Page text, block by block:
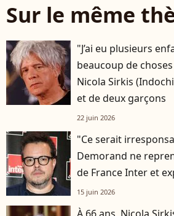
Sur le même
"J’ai eu plusieurs
beaucoup de
Nicola Sirkis
et de deux garçons
22 juin 2026
"Ce serait
Demorand ne
de France Inter et
15 juin 2026